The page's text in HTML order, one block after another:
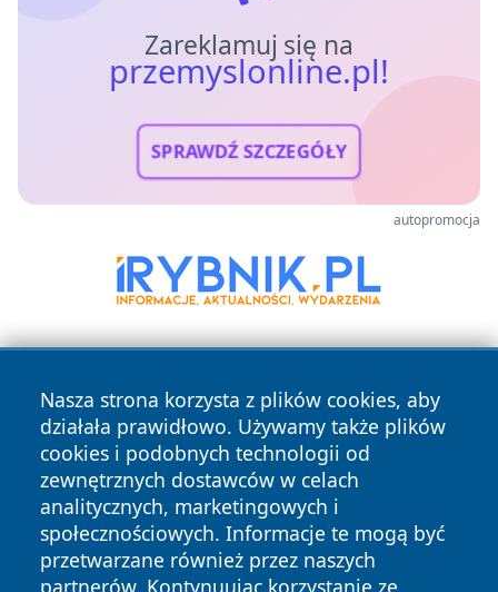
Zareklamuj się na
przemyslonline.pl!
SPRAWDŹ SZCZEGÓŁY
autopromocja
Nasza strona korzysta z plików cookies, aby
działała prawidłowo. Używamy także plików
cookies i podobnych technologii od
zewnętrznych dostawców w celach
analitycznych, marketingowych i
społecznościowych. Informacje te mogą być
przetwarzane również przez naszych
partnerów. Kontynuując korzystanie ze
Copyright © 2026 przemyslonline.pl Wszystkie prawa
zastrzeżone.